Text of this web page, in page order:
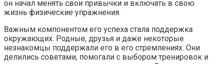
он начал менять свои привычки и включать в свою
жизнь физические упражнения.
Важным компонентом его успеха стала поддержка
окружающих. Родные, друзья и даже некоторые
незнакомцы поддержали его в его стремлениях. Они
делились советами, помогали с выбором тренировок и